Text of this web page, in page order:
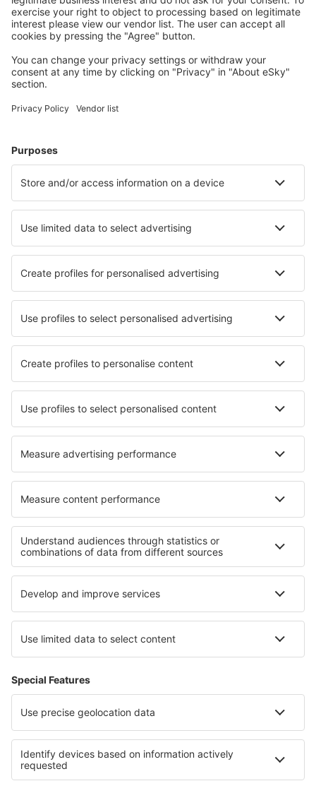
Vyberte si z více než 1.3 milionu zařízení: hotelů,
apartmánů, chat a dalších.
Nejvyhledávanější hotely uživateli eSky
Hotely ve Španělsku - Oblíbená města
Hotely v Marbelle Hotely v Madridu
Hotely in Villaviciosa Hotely v Granadilla de Abona
Hotely in Callao Salvaje
Nejlepší hotely - města
Hotely in Grimston Hotely in Ramer Hotely in Luray
Hotely in Mossy Point Hotely v Christianstedu
Hotely Sierning Hotely in Melrose Park
Hotely in Costa del Maresme
Hotely v Costa Tropical Hotely v Paracas
Hotely v Provence Hotely v Národní park Ústí Warty
Hotely in Národní park Cheile Nerei-Beușnița
Hotely na Kykladách